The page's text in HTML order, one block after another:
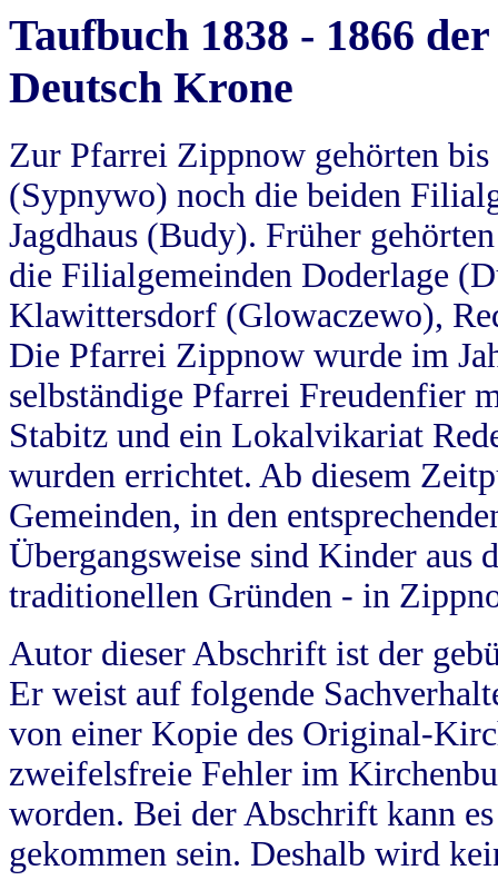
Taufbuch 1838 - 1866
Deutsch Krone
Zur Pfarrei Zippnow gehörten
(Sypnywo) noch die beiden
Jagdhaus (Budy). Früher
die Filialgemeinden Doderlage
Klawittersdorf (Glowaczewo),
Die Pfarrei Zippnow wurde im
selbständige Pfarrei Freudenfier
Stabitz und ein Lokalvikariat
wurden errichtet. Ab diesem
Gemeinden, in den
Übergangsweise sind Kinder aus
traditionellen Gründen - in
Autor dieser Abschrift ist der
Er weist auf folgende
von einer Kopie des Original-
zweifelsfreie Fehler im
worden. Bei der Abschrift kann
gekommen sein. Deshalb wird